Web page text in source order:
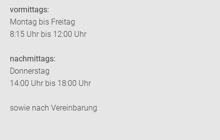
vormittags:
Montag bis Freitag
8:15 Uhr bis 12:00 Uhr
nachmittags:
Donnerstag
14:00 Uhr bis 18:00 Uhr
sowie nach Vereinbarung